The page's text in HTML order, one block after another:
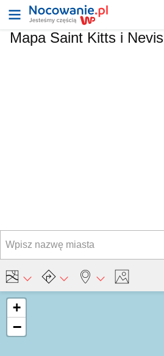
Mapa Saint Kitts i Nevis
+
−